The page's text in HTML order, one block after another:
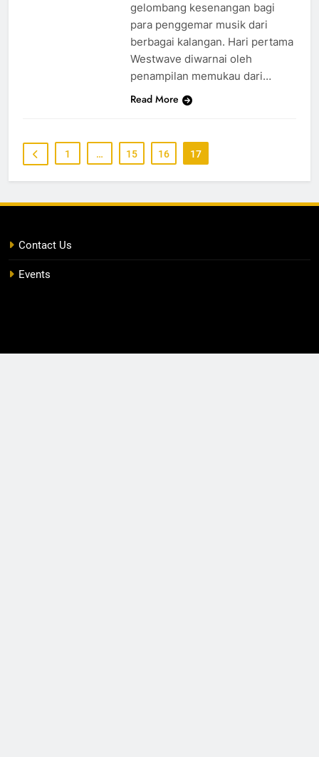
gelombang kesenangan bagi
para penggemar musik dari
berbagai kalangan. Hari pertama
Westwave diwarnai oleh
penampilan memukau dari…
Read More
1 … 15 16 17
Contact Us
Events